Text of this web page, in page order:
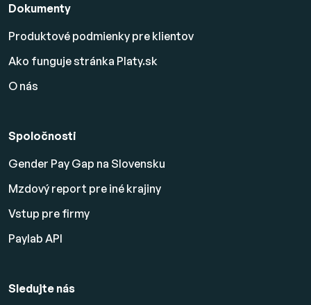
Dokumenty
Produktové podmienky pre klientov
Ako funguje stránka Platy.sk
O nás
Spoločnosti
Gender Pay Gap na Slovensku
Mzdový report pre iné krajiny
Vstup pre firmy
Paylab API
Sledujte nás